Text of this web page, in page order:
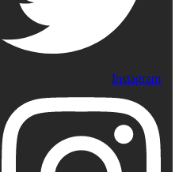
Instagram